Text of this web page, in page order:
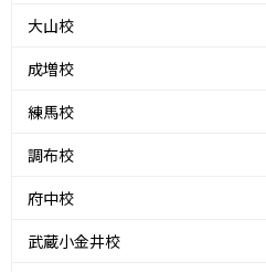
大山校
成増校
練馬校
調布校
府中校
武蔵小金井校